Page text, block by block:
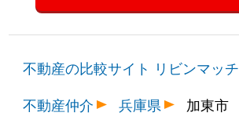
不動産の比較サイト リビンマッチ
不動産仲介
兵庫県 加東市